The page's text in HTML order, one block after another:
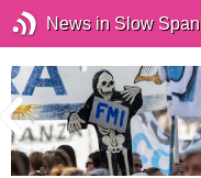
News in Slow